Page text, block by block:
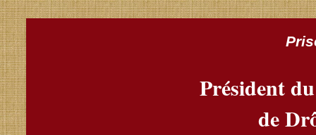
Président
de